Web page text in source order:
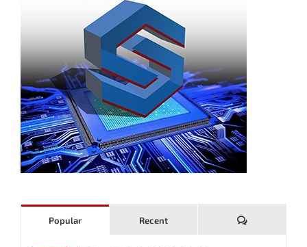
Popular Recent Komentari